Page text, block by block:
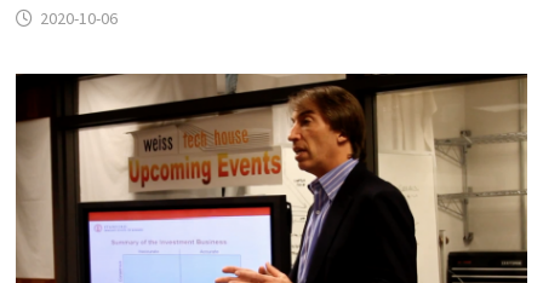
2020-10-06